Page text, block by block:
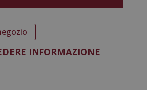
INFORMAZIONE